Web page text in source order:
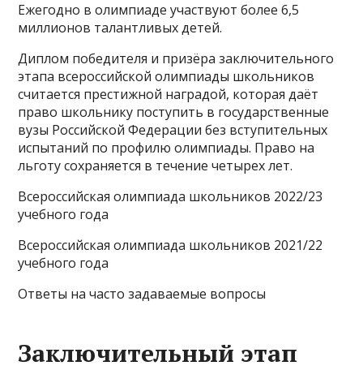
Ежегодно в олимпиаде участвуют более 6,5
миллионов талантливых детей.
Диплом победителя и призёра заключительного
этапа всероссийской олимпиады школьников
считается престижной наградой, которая даёт
право школьнику поступить в государственные
вузы Российской Федерации без вступительных
испытаний по профилю олимпиады. Право на
льготу сохраняется в течение четырех лет.
Всероссийская олимпиада школьников 2022/23
учебного года
Всероссийская олимпиада школьников 2021/22
учебного года
Ответы на часто задаваемые вопросы
Заключительный этап